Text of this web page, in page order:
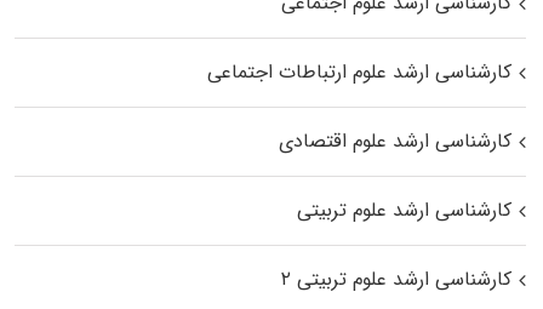
کارشناسی ارشد علوم ارتباطات اجتماعی
کارشناسی ارشد علوم اقتصادی
کارشناسی ارشد علوم تربیتی
کارشناسی ارشد علوم تربیتی ۲